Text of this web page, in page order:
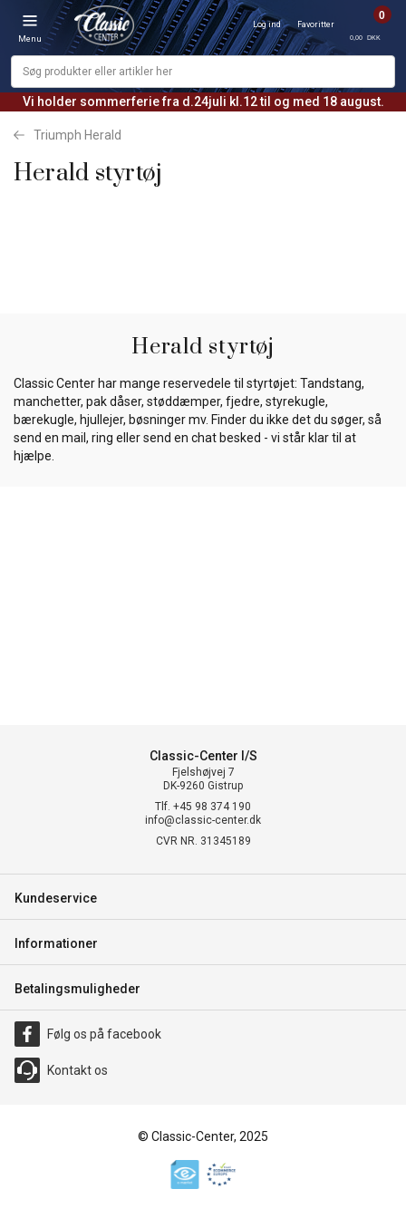
Vi holder sommerferie fra d.24juli kl.12 til og med 18 august.
Menu
Log ind Favoritter
0
0,00 DKK
Triumph Herald
Herald styrtøj
Herald styrtøj
Classic Center har mange reservedele til styrtøjet: Tandstang,
manchetter, pak dåser, støddæmper, fjedre, styrekugle,
bærekugle, hjullejer, bøsninger mv. Finder du ikke det du søger, så
send en mail, ring eller send en chat besked - vi står klar til at
hjælpe.
Classic-Center I/S
Fjelshøjvej 7
DK-9260 Gistrup
Tlf. +45 98 374 190
info@classic-center.dk
CVR NR. 31345189
Kundeservice
Informationer
Betalingsmuligheder
Følg os på facebook
Kontakt os
© Classic-Center, 2025